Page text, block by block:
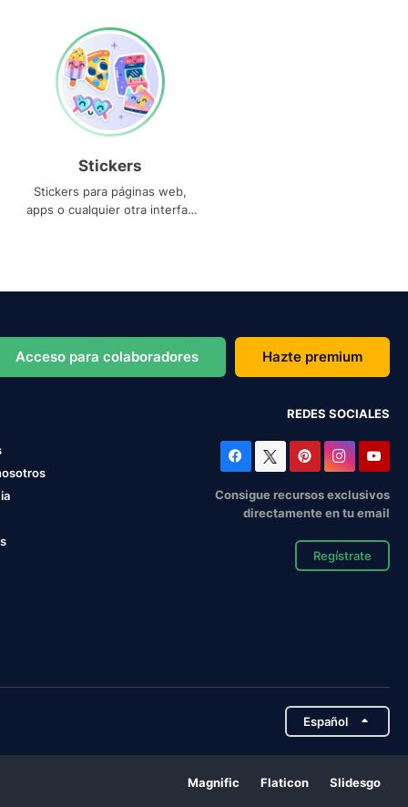
Stickers
Stickers para páginas web,
apps o cualquier otra interfaz
Acceso para colaboradores Hazte premium
REDES SOCIALES
Consigue recursos exclusivos
directamente en tu email
Regístrate
Español
Magnific Flaticon Slidesgo